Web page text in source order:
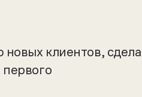
клиентов,